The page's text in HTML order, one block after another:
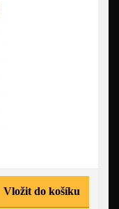
Vložit do košíku